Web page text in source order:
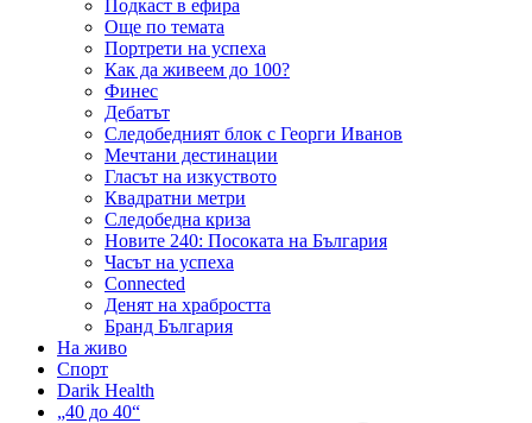
Подкаст в ефира
Още по темата
Портрети на успеха
Как да живеем до 100?
Финес
Дебатът
Следобедният блок с Георги Иванов
Мечтани дестинации
Гласът на изкуството
Квадратни метри
Следобедна криза
Новите 240: Посоката на България
Часът на успеха
Connected
Денят на храбростта
Бранд България
На живо
Спорт
Darik Health
„40 до 40“